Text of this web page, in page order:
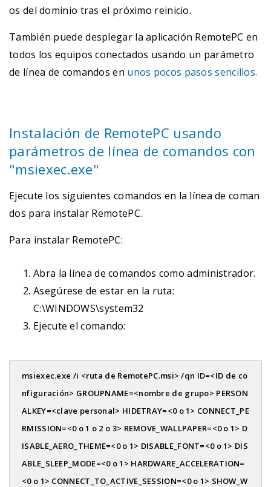
os del dominio tras el próximo reinicio.
También puede desplegar la aplicación RemotePC en
todos los equipos conectados usando un parámetro
de línea de comandos en unos pocos pasos sencillos.
Instalación de RemotePC usando
parámetros de línea de comandos con
"msiexec.exe"
Ejecute los siguientes comandos en la línea de coman
dos para instalar RemotePC.
Para instalar RemotePC:
Abra la línea de comandos como administrador.
Asegúrese de estar en la ruta:
C:\WINDOWS\system32
Ejecute el comando:
msiexec.exe /i <ruta de RemotePC.msi> /qn ID=<ID de co
nfiguración> GROUPNAME=<nombre de grupo> PERSON
ALKEY=<clave personal> HIDETRAY=<0 o 1> CONNECT_PE
RMISSION=<0 o 1 o 2 o 3> REMOVE_WALLPAPER=<0 o 1> D
ISABLE_AERO_THEME=<0 o 1> DISABLE_FONT=<0 o 1> DIS
ABLE_SLEEP_MODE=<0 o 1> HARDWARE_ACCELERATION=
<0 o 1> CONNECT_TO_ACTIVE_SESSION=<0 o 1> SHOW_W